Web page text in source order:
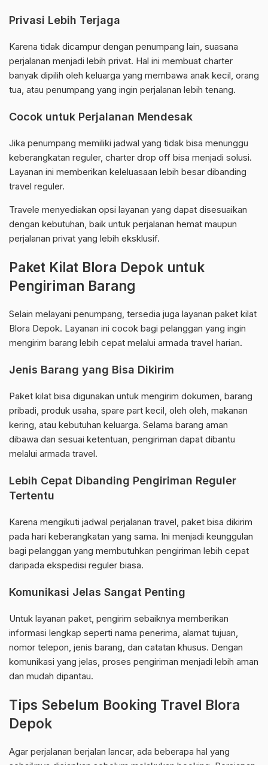
Privasi Lebih Terjaga
Karena tidak dicampur dengan penumpang lain, suasana
perjalanan menjadi lebih privat. Hal ini membuat charter
banyak dipilih oleh keluarga yang membawa anak kecil, orang
tua, atau penumpang yang ingin perjalanan lebih tenang.
Cocok untuk Perjalanan Mendesak
Jika penumpang memiliki jadwal yang tidak bisa menunggu
keberangkatan reguler, charter drop off bisa menjadi solusi.
Layanan ini memberikan keleluasaan lebih besar dibanding
travel reguler.
Travele menyediakan opsi layanan yang dapat disesuaikan
dengan kebutuhan, baik untuk perjalanan hemat maupun
perjalanan privat yang lebih eksklusif.
Paket Kilat Blora Depok untuk
Pengiriman Barang
Selain melayani penumpang, tersedia juga layanan paket kilat
Blora Depok. Layanan ini cocok bagi pelanggan yang ingin
mengirim barang lebih cepat melalui armada travel harian.
Jenis Barang yang Bisa Dikirim
Paket kilat bisa digunakan untuk mengirim dokumen, barang
pribadi, produk usaha, spare part kecil, oleh oleh, makanan
kering, atau kebutuhan keluarga. Selama barang aman
dibawa dan sesuai ketentuan, pengiriman dapat dibantu
melalui armada travel.
Lebih Cepat Dibanding Pengiriman Reguler
Tertentu
Karena mengikuti jadwal perjalanan travel, paket bisa dikirim
pada hari keberangkatan yang sama. Ini menjadi keunggulan
bagi pelanggan yang membutuhkan pengiriman lebih cepat
daripada ekspedisi reguler biasa.
Komunikasi Jelas Sangat Penting
Untuk layanan paket, pengirim sebaiknya memberikan
informasi lengkap seperti nama penerima, alamat tujuan,
nomor telepon, jenis barang, dan catatan khusus. Dengan
komunikasi yang jelas, proses pengiriman menjadi lebih aman
dan mudah dipantau.
Tips Sebelum Booking Travel Blora
Depok
Agar perjalanan berjalan lancar, ada beberapa hal yang